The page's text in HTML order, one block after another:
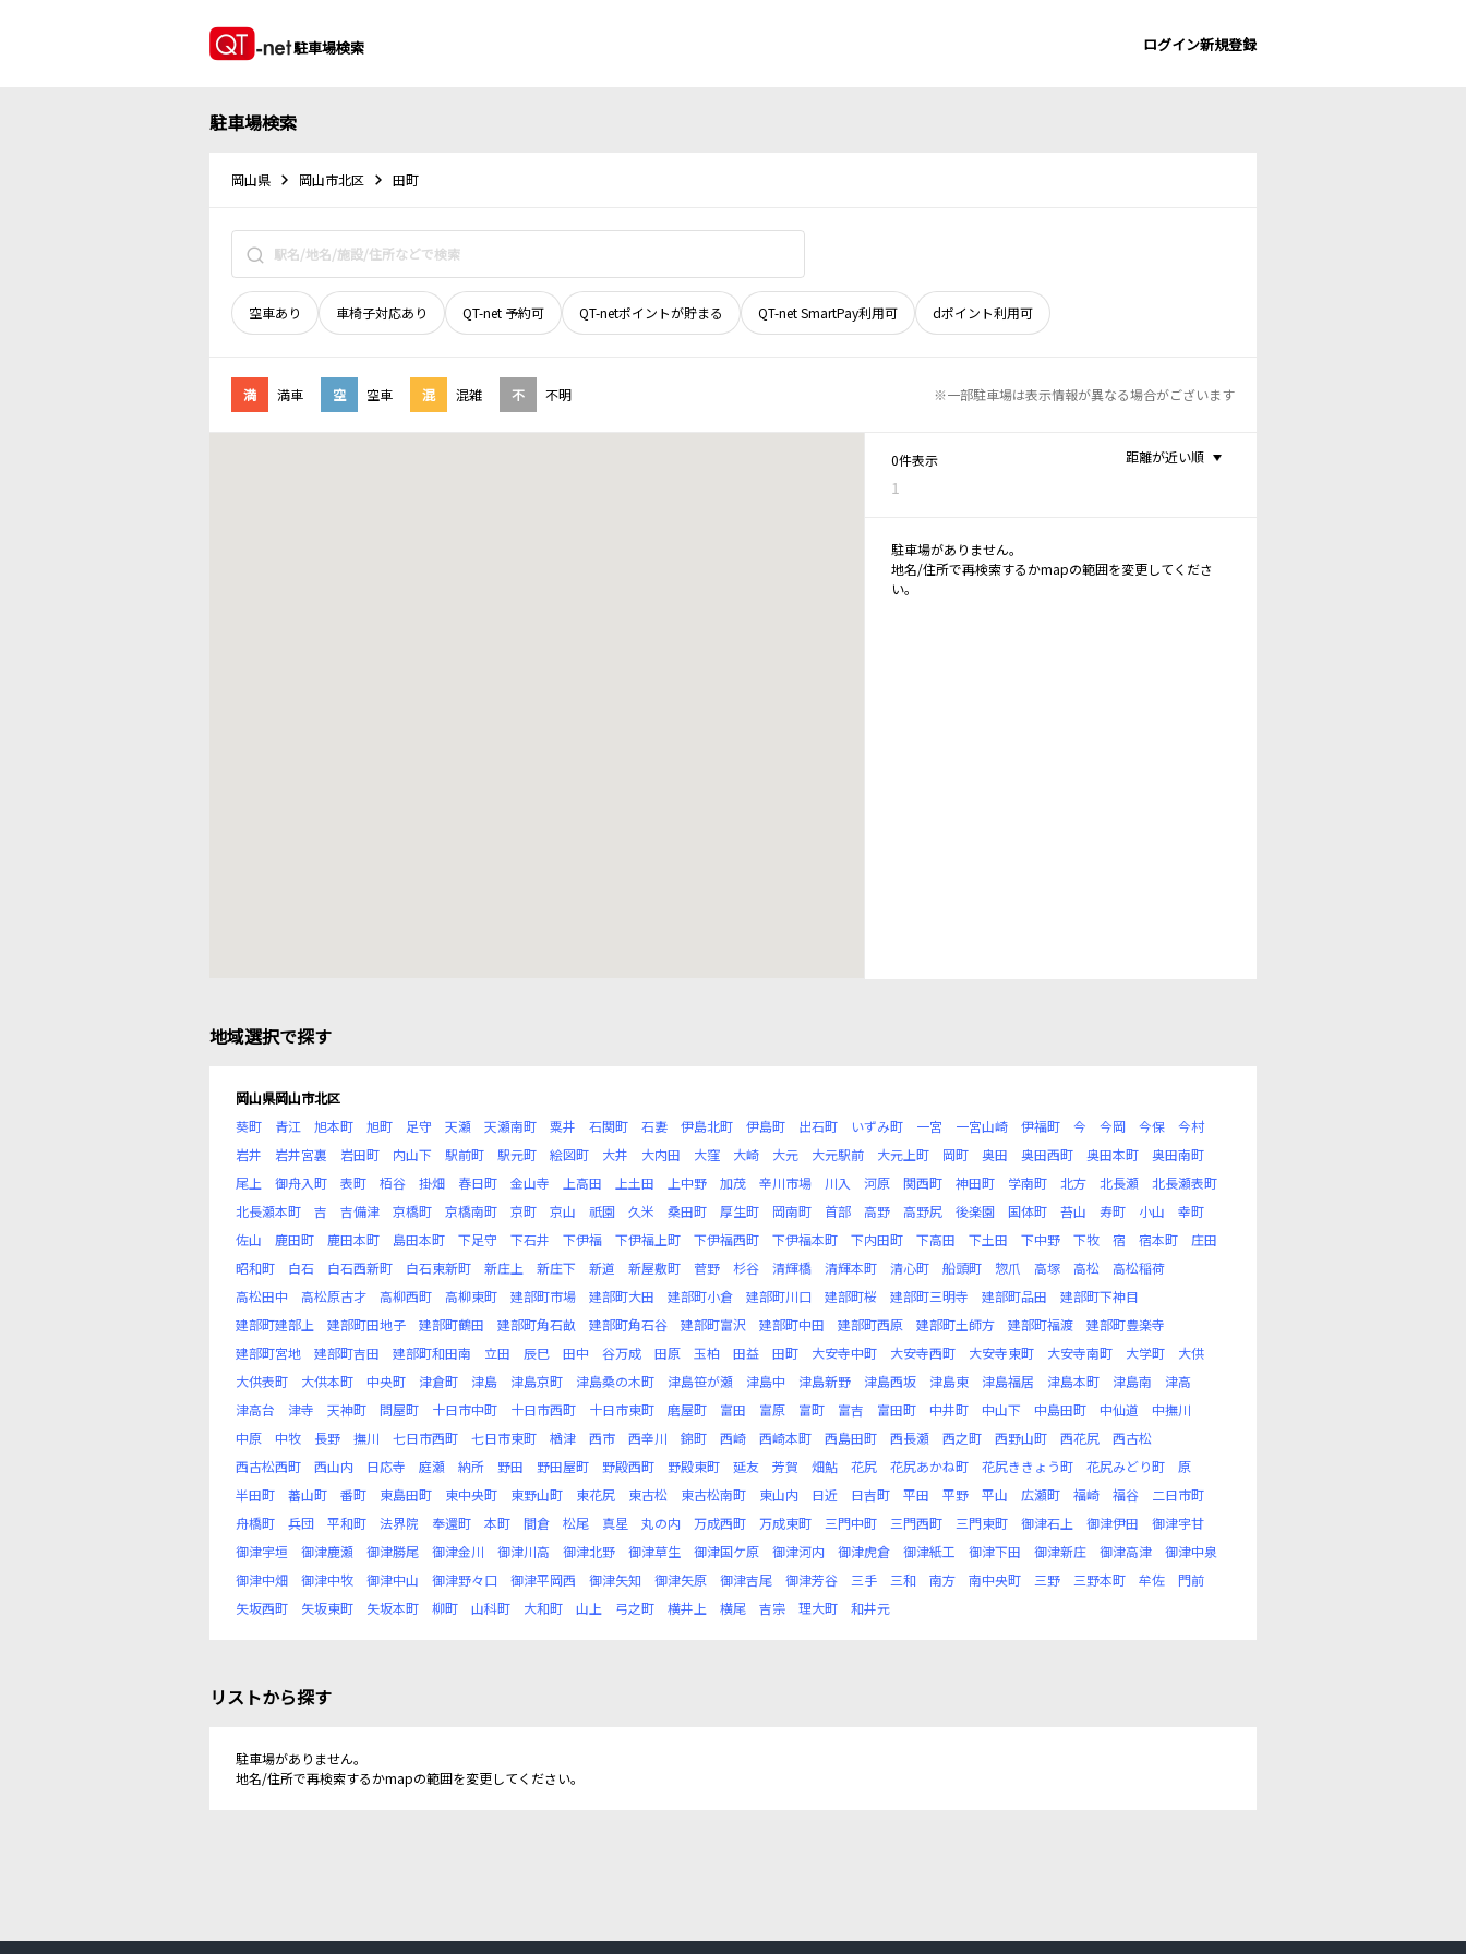
駐車場検索 ログイン新規登録
駐車場検索
岡山県 岡山市北区 田町
空車あり 車椅子対応あり QT-net 予約可 QT-netポイントが貯まる QT-net SmartPay利用可 dポイント利用可
満 満車 空 空車 混 混雑 不 不明 ※一部駐車場は表示情報が異なる場合がございます
0件表示
1
距離が近い順
駐車場がありません。
地名/住所で再検索するかmapの範囲を変更してくださ
い。
地域選択で探す
岡山県岡山市北区
葵町
青江 旭本町 旭町 足守 天瀬 天瀬南町 粟井 石関町 石妻 伊島北町 伊島町 出石町 いずみ町 一宮 一宮山崎 伊福町 今 今岡 今保
今村
岩井
岩井宮裏 岩田町 内山下 駅前町 駅元町 絵図町 大井 大内田 大窪 大崎 大元 大元駅前 大元上町 岡町 奥田 奥田西町 奥田本町
奥田南町
尾上
御舟入町 表町 栢谷 掛畑 春日町 金山寺 上高田 上土田 上中野 加茂 辛川市場 川入 河原 関西町 神田町 学南町 北方 北長瀬
北長瀬表町
北長瀬本町
吉 吉備津 京橋町 京橋南町 京町 京山 祇園 久米 桑田町 厚生町 岡南町 首部 高野 高野尻 後楽園 国体町 苔山 寿町 小山
幸町
佐山
鹿田町 鹿田本町 島田本町 下足守 下石井 下伊福 下伊福上町 下伊福西町 下伊福本町 下内田町 下高田 下土田 下中野 下牧 宿 宿本町
庄田
昭和町
白石 白石西新町 白石東新町 新庄上 新庄下 新道 新屋敷町 菅野 杉谷 清輝橋 清輝本町 清心町 船頭町 惣爪 高塚 高松
高松稲荷
高松田中
高松原古才 高柳西町 高柳東町 建部町市場 建部町大田 建部町小倉 建部町川口 建部町桜 建部町三明寺 建部町品田
建部町下神目
建部町建部上
建部町田地子 建部町鶴田 建部町角石畝 建部町角石谷 建部町富沢 建部町中田 建部町西原 建部町土師方 建部町福渡
建部町豊楽寺
建部町宮地
建部町吉田 建部町和田南 立田 辰巳 田中 谷万成 田原 玉柏 田益 田町 大安寺中町 大安寺西町 大安寺東町 大安寺南町 大学町
大供
大供表町
大供本町 中央町 津倉町 津島 津島京町 津島桑の木町 津島笹が瀬 津島中 津島新野 津島西坂 津島東 津島福居 津島本町 津島南
津高
津高台
津寺 天神町 問屋町 十日市中町 十日市西町 十日市東町 磨屋町 富田 富原 富町 富吉 富田町 中井町 中山下 中島田町 中仙道
中撫川
中原
中牧 長野 撫川 七日市西町 七日市東町 楢津 西市 西辛川 錦町 西崎 西崎本町 西島田町 西長瀬 西之町 西野山町 西花尻
西古松
西古松西町
西山内 日応寺 庭瀬 納所 野田 野田屋町 野殿西町 野殿東町 延友 芳賀 畑鮎 花尻 花尻あかね町 花尻ききょう町 花尻みどり町
原
半田町
蕃山町 番町 東島田町 東中央町 東野山町 東花尻 東古松 東古松南町 東山内 日近 日吉町 平田 平野 平山 広瀬町 福崎 福谷
二日市町
舟橋町
兵団 平和町 法界院 奉還町 本町 間倉 松尾 真星 丸の内 万成西町 万成東町 三門中町 三門西町 三門東町 御津石上 御津伊田
御津宇甘
御津宇垣
御津鹿瀬 御津勝尾 御津金川 御津川高 御津北野 御津草生 御津国ケ原 御津河内 御津虎倉 御津紙工 御津下田 御津新庄 御津高津
御津中泉
御津中畑
御津中牧 御津中山 御津野々口 御津平岡西 御津矢知 御津矢原 御津吉尾 御津芳谷 三手 三和 南方 南中央町 三野 三野本町 牟佐
門前
矢坂西町
矢坂東町 矢坂本町 柳町 山科町 大和町 山上 弓之町 横井上 横尾 吉宗 理大町 和井元
リストから探す
駐車場がありません。
地名/住所で再検索するかmapの範囲を変更してください。